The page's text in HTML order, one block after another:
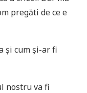
pregăti de ce e
și cum și-ar fi
nostru va fi